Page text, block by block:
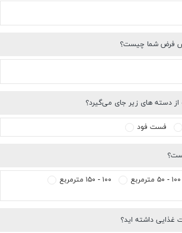
فرض شما چیست؟
دسته های زیر جای می‌گیرد؟
فست فود
۱۰۰ - ۵۰ مترمربع
۱۰۰ - ۱۵۰ مترمربع
غذایی داشته اید؟